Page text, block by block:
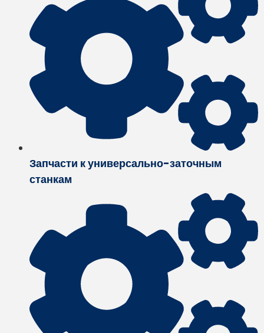
Запчасти к универсально-заточным
станкам